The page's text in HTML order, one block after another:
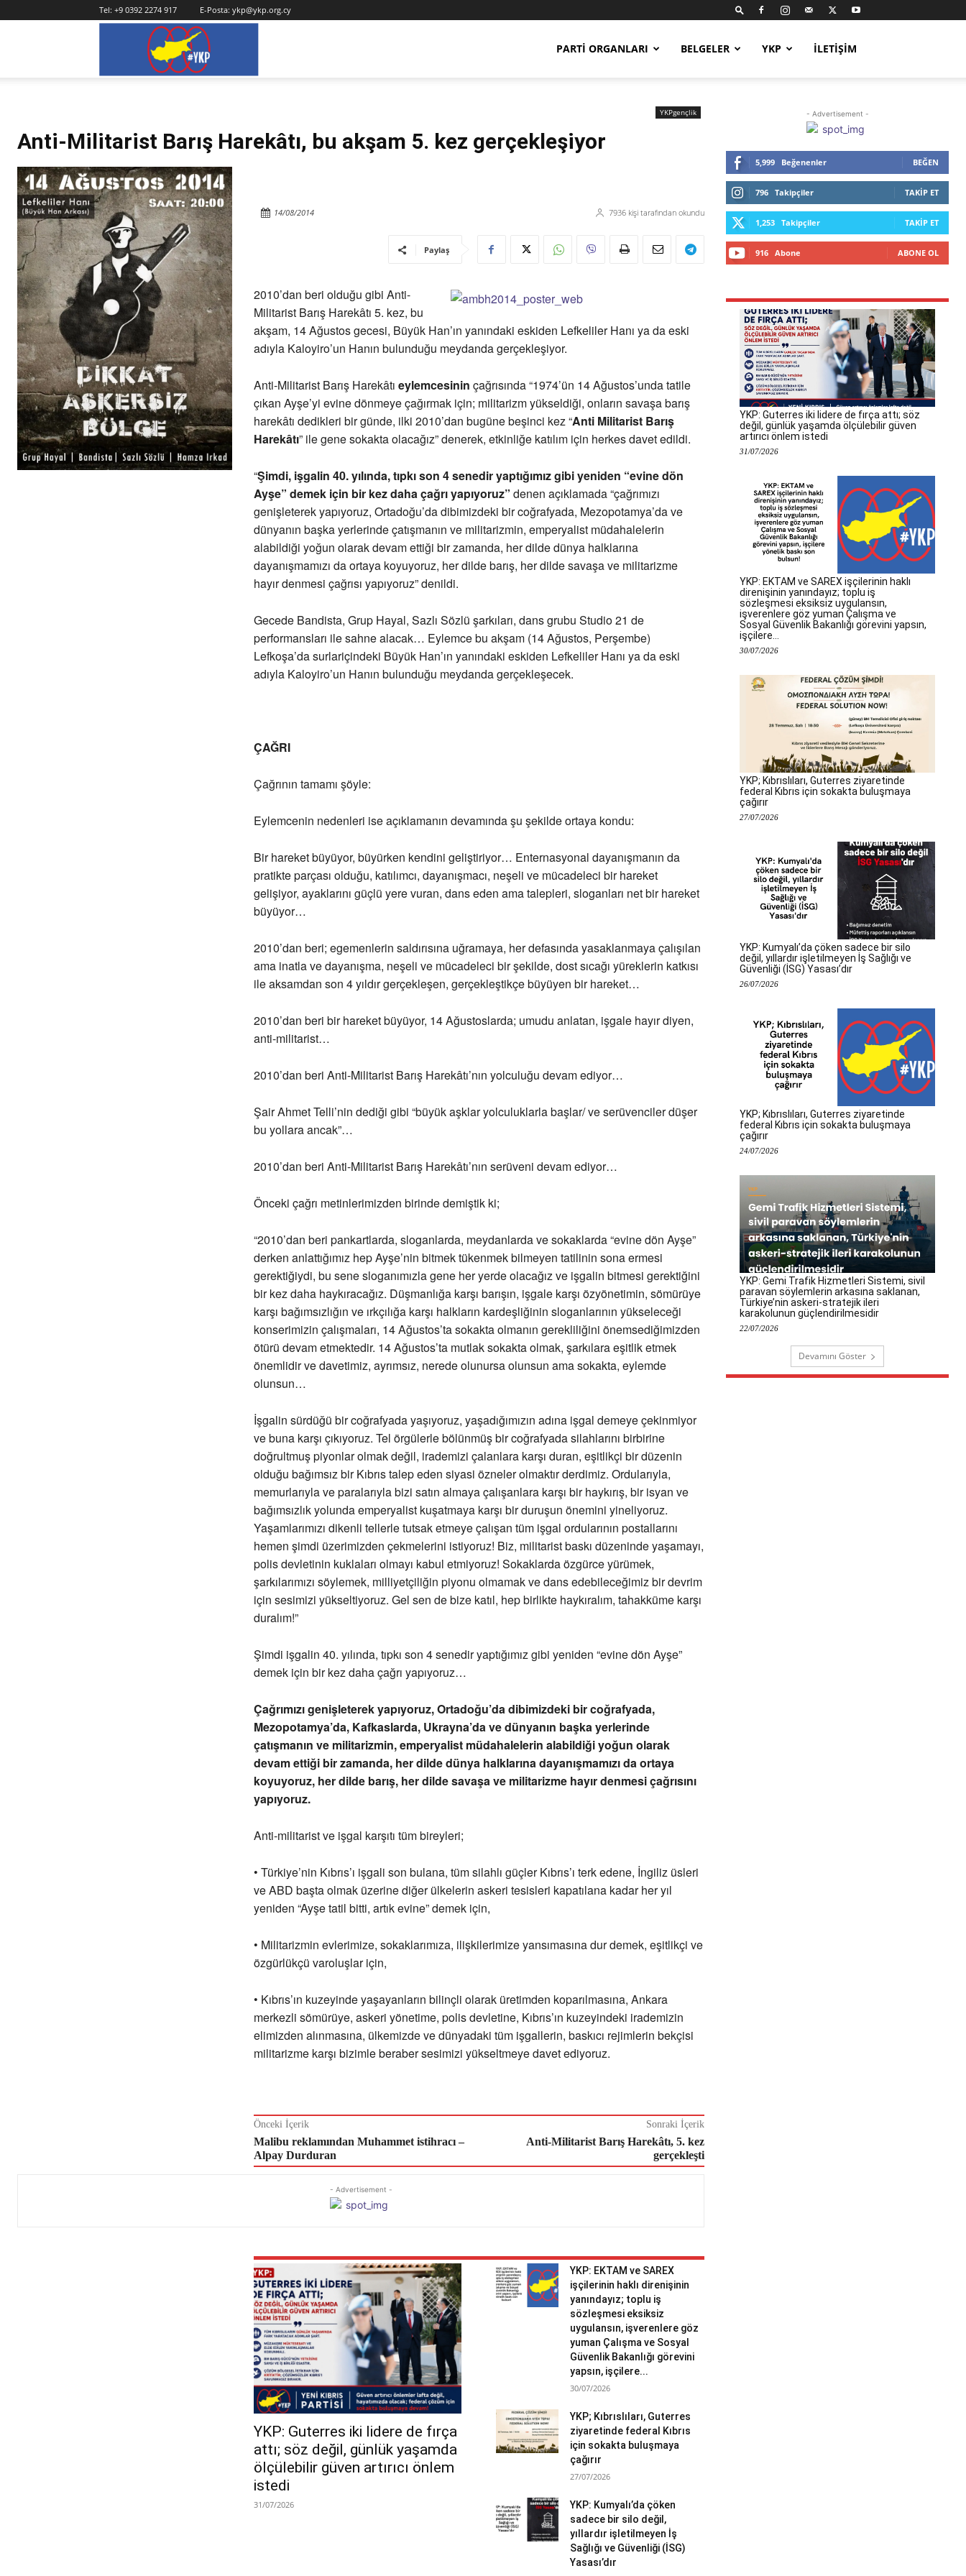
Tel: +9 0392 2274 917 E-Posta: ykp@ykp.org.cy
PARTI ORGANLARI BELGELER YKP İLETIŞIM
YKPgençlik
Anti-Militarist Barış Harekâtı, bu akşam 5. kez gerçekleşiyor
7936kişi tarafından okundu
14/08/2014
Paylaş
2010’dan beri olduğu gibi Anti-
Militarist Barış Harekâtı 5. kez, bu
akşam, 14 Ağustos gecesi, Büyük Han’ın yanındaki eskiden Lefkeliler Hanı ya da eski
adıyla Kaloyiro’un Hanın bulunduğu meydanda gerçekleşiyor.
Anti-Militarist Barış Harekâtı eylemcesinin çağrısında “1974’ün 14 Ağustos’unda tatile
çıkan Ayşe’yi evine dönmeye çağırmak için; militarizm yükseldiği, onların savaşa barış
harekâtı dedikleri bir günde, ilki 2010’dan bugüne beşinci kez “Anti Militarist Barış
Harekâtı” ile gene sokakta olacağız” denerek, etkinliğe katılım için herkes davet edildi.
“Şimdi, işgalin 40. yılında, tıpkı son 4 senedir yaptığımız gibi yeniden “evine dön
Ayşe” demek için bir kez daha çağrı yapıyoruz” denen açıklamada “çağrımızı
genişleterek yapıyoruz, Ortadoğu’da dibimizdeki bir coğrafyada, Mezopotamya’da ve
dünyanın başka yerlerinde çatışmanın ve militarizmin, emperyalist müdahalelerin
alabildiği yoğun olarak devam ettiği bir zamanda, her dilde dünya halklarına
dayanışmamızı da ortaya koyuyoruz, her dilde barış, her dilde savaşa ve militarizme
hayır denmesi çağrısı yapıyoruz” denildi.
Gecede Bandista, Grup Hayal, Sazlı Sözlü şarkıları, dans grubu Studio 21 de
performansları ile sahne alacak… Eylemce bu akşam (14 Ağustos, Perşembe)
Lefkoşa’da surlariçindeki Büyük Han’ın yanındaki eskiden Lefkeliler Hanı ya da eski
adıyla Kaloyiro’un Hanın bulunduğu meydanda gerçekleşecek.
ÇAĞRI
Çağrının tamamı şöyle:
Eylemcenin nedenleri ise açıklamanın devamında şu şekilde ortaya kondu:
Bir hareket büyüyor, büyürken kendini geliştiriyor… Enternasyonal dayanışmanın da
pratikte parçası olduğu, katılımcı, dayanışmacı, neşeli ve mücadeleci bir hareket
gelişiyor, ayaklarını güçlü yere vuran, dans eden ama talepleri, sloganları net bir hareket
büyüyor…
2010’dan beri; egemenlerin saldırısına uğramaya, her defasında yasaklanmaya çalışılan
ama inatla ve dayanışma, neşeli ve mücadeleci bir şekilde, dost sıcağı yüreklerin katkısı
ile aksamdan son 4 yıldır gerçekleşen, gerçekleştikçe büyüyen bir hareket…
2010’dan beri bir hareket büyüyor, 14 Ağustoslarda; umudu anlatan, işgale hayır diyen,
anti-militarist…
2010’dan beri Anti-Militarist Barış Harekâtı’nın yolculuğu devam ediyor…
Şair Ahmet Telli’nin dediği gibi “büyük aşklar yolculuklarla başlar/ ve serüvenciler düşer
bu yollara ancak”…
2010’dan beri Anti-Militarist Barış Harekâtı’nın serüveni devam ediyor…
Önceki çağrı metinlerimizden birinde demiştik ki;
“2010’dan beri pankartlarda, sloganlarda, meydanlarda ve sokaklarda “evine dön Ayşe”
derken anlattığımız hep Ayşe’nin bitmek tükenmek bilmeyen tatilinin sona ermesi
gerektiğiydi, bu sene sloganımızla gene her yerde olacağız ve işgalin bitmesi gerektiğini
bir kez daha haykıracağız. Düşmanlığa karşı barışın, işgale karşı özyönetimin, sömürüye
karşı bağımsızlığın ve ırkçılığa karşı halkların kardeşliğinin sloganlarının yükseleceği
konserimizin çalışmaları, 14 Ağustos’ta sokakta olmanın gerekliliğini önemsediğimizden
ötürü devam etmektedir. 14 Ağustos’ta mutlak sokakta olmak, şarkılara eşitlik etmek
önemlidir ve davetimiz, ayrımsız, nerede olunursa olunsun ama sokakta, eylemde
olunsun…
İşgalin sürdüğü bir coğrafyada yaşıyoruz, yaşadığımızın adına işgal demeye çekinmiyor
ve buna karşı çıkıyoruz. Tel örgülerle bölünmüş bir coğrafyada silahlarını birbirine
doğrultmuş piyonlar olmak değil, irademizi çalanlara karşı duran, eşitlikçi bir düzenin
olduğu bağımsız bir Kıbrıs talep eden siyasi özneler olmaktır derdimiz. Ordularıyla,
memurlarıyla ve paralarıyla bizi satın almaya çalışanlara karşı bir haykırış, bir isyan ve
bağımsızlık yolunda emperyalist kuşatmaya karşı bir duruşun önemini yineliyoruz.
Yaşamlarımızı dikenli tellerle tutsak etmeye çalışan tüm işgal ordularının postallarını
hemen şimdi üzerimizden çekmelerini istiyoruz! Biz, militarist baskı düzeninde yaşamayı,
polis devletinin kuklaları olmayı kabul etmiyoruz! Sokaklarda özgürce yürümek,
şarkılarımızı söylemek, milliyetçiliğin piyonu olmamak ve dans edebileceğimiz bir devrim
için sesimizi yükseltiyoruz. Gel sen de bize katıl, hep birlikte haykıralım, tahakküme karşı
duralım!”
Şimdi işgalin 40. yılında, tıpkı son 4 senedir yaptığımız gibi yeniden “evine dön Ayşe”
demek için bir kez daha çağrı yapıyoruz…
Çağrımızı genişleterek yapıyoruz, Ortadoğu’da dibimizdeki bir coğrafyada,
Mezopotamya’da, Kafkaslarda, Ukrayna’da ve dünyanın başka yerlerinde
çatışmanın ve militarizmin, emperyalist müdahalelerin alabildiği yoğun olarak
devam ettiği bir zamanda, her dilde dünya halklarına dayanışmamızı da ortaya
koyuyoruz, her dilde barış, her dilde savaşa ve militarizme hayır denmesi çağrısını
yapıyoruz.
Anti-militarist ve işgal karşıtı tüm bireyleri;
• Türkiye’nin Kıbrıs’ı işgali son bulana, tüm silahlı güçler Kıbrıs’ı terk edene, İngiliz üsleri
ve ABD başta olmak üzerine diğer ülkelerin askeri tesisleri kapatılana kadar her yıl
yeniden “Ayşe tatil bitti, artık evine” demek için,
• Militarizmin evlerimize, sokaklarımıza, ilişkilerimize yansımasına dur demek, eşitlikçi ve
özgürlükçü varoluşlar için,
• Kıbrıs’ın kuzeyinde yaşayanların bilinçli olarak üretimden koparılmasına, Ankara
merkezli sömürüye, askeri yönetime, polis devletine, Kıbrıs’ın kuzeyindeki irademizin
elimizden alınmasına, ülkemizde ve dünyadaki tüm işgallerin, baskıcı rejimlerin bekçisi
militarizme karşı bizimle beraber sesimizi yükseltmeye davet ediyoruz.
Önceki İçerik
Malibu reklamından Muhammet istihracı –
Alpay Durduran
Sonraki İçerik
Anti-Militarist Barış Harekâtı, 5. kez
gerçekleşti
- Advertisement -
YKP: Guterres iki lidere de fırça
attı; söz değil, günlük yaşamda
ölçülebilir güven artırıcı önlem
istedi
31/07/2026
YKP: EKTAM ve SAREX
işçilerinin haklı direnişinin
yanındayız; toplu iş
sözleşmesi eksiksiz
uygulansın, işverenlere göz
yuman Çalışma ve Sosyal
Güvenlik Bakanlığı görevini
yapsın, işçilere...
30/07/2026
YKP; Kıbrıslıları, Guterres
ziyaretinde federal Kıbrıs
için sokakta buluşmaya
çağırır
27/07/2026
YKP: Kumyalı’da çöken
sadece bir silo değil,
yıllardır işletilmeyen İş
Sağlığı ve Güvenliği (İSG)
Yasası’dır
- Advertisement -
5,999 Beğenenler BEĞEN
796 Takipçiler TAKIP ET
1,253 Takipçiler TAKIP ET
916 Abone ABONE OL
YKP: Guterres iki lidere de fırça attı; söz
değil, günlük yaşamda ölçülebilir güven
artırıcı önlem istedi
31/07/2026
YKP: EKTAM ve SAREX işçilerinin haklı
direnişinin yanındayız; toplu iş
sözleşmesi eksiksiz uygulansın,
işverenlere göz yuman Çalışma ve
Sosyal Güvenlik Bakanlığı görevini yapsın,
işçilere...
30/07/2026
YKP; Kıbrıslıları, Guterres ziyaretinde
federal Kıbrıs için sokakta buluşmaya
çağırır
27/07/2026
YKP: Kumyalı’da çöken sadece bir silo
değil, yıllardır işletilmeyen İş Sağlığı ve
Güvenliği (İSG) Yasası’dır
26/07/2026
YKP; Kıbrıslıları, Guterres ziyaretinde
federal Kıbrıs için sokakta buluşmaya
çağırır
24/07/2026
YKP: Gemi Trafik Hizmetleri Sistemi, sivil
paravan söylemlerin arkasına saklanan,
Türkiye’nin askeri-stratejik ileri
karakolunun güçlendirilmesidir
22/07/2026
Devamını Göster